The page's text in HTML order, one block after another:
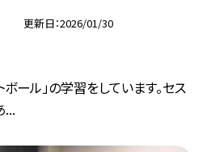
更新日 2026/01/30
ール」の学習をしています。セス
...